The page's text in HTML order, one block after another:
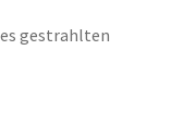
gestrahlten